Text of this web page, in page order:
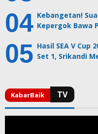
Kebangetan!
Kepergok Bawa
Hasil SEA V Cup
Set 1, Srikandi